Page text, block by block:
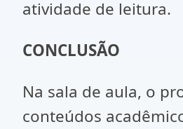
atividade de leitura.
CONCLUSÃO
Na sala de aula, o
conteúdos